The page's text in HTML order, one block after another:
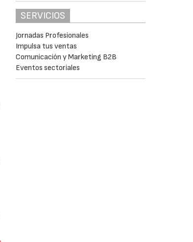
SERVICIOS
Jornadas Profesionales
Impulsa tus ventas
Comunicación y Marketing B2B
Eventos sectoriales